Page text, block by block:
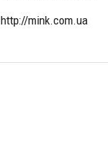
http://mink.com.ua